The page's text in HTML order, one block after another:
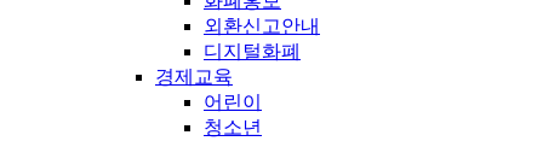
외환신고안내
디지털화폐
경제교육
어린이
청소년